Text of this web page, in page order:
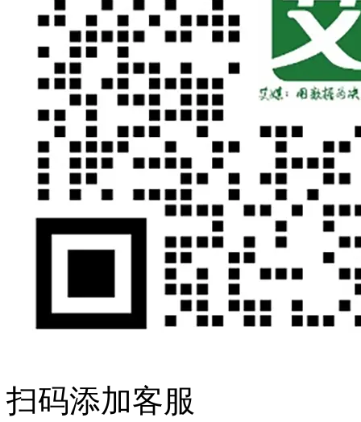
扫码添加客服